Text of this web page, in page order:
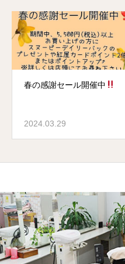
春の感謝セール開催中
2024.03.29